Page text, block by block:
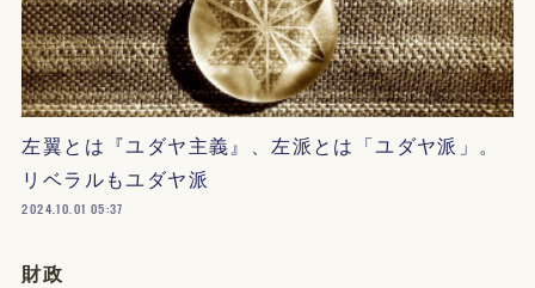
左翼とは『ユダヤ主義』、左派とは「ユダヤ派」。
リベラルもユダヤ派
2024.10.01 05:37
財政